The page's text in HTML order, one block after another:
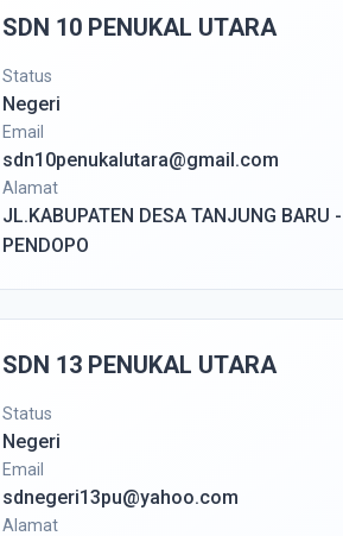
SDN 10 PENUKAL UTARA
Status
Negeri
Email
sdn10penukalutara@gmail.com
Alamat
JL.KABUPATEN DESA TANJUNG BARU -
PENDOPO
SDN 13 PENUKAL UTARA
Status
Negeri
Email
sdnegeri13pu@yahoo.com
Alamat